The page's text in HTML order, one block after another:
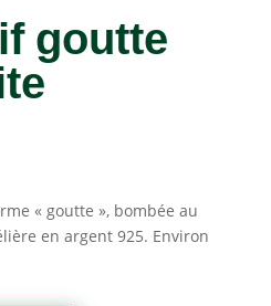
goutte
« goutte », bombée au
en argent 925. Environ